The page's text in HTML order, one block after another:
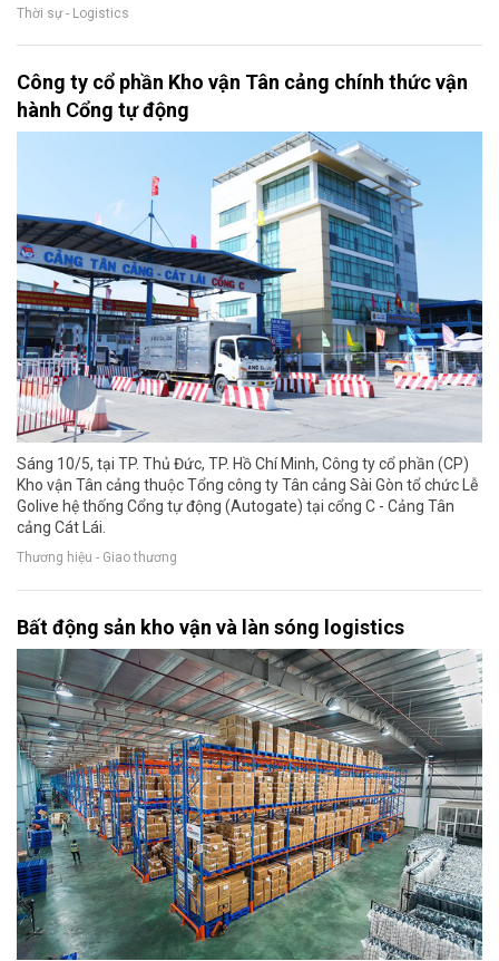
Thời sự - Logistics
Công ty cổ phần Kho vận Tân cảng chính thức vận
hành Cổng tự động
Sáng 10/5, tại TP. Thủ Đức, TP. Hồ Chí Minh, Công ty cổ phần (CP)
Kho vận Tân cảng thuộc Tổng công ty Tân cảng Sài Gòn tổ chức Lễ
Golive hệ thống Cổng tự động (Autogate) tại cổng C - Cảng Tân
cảng Cát Lái.
Thương hiệu - Giao thương
Bất động sản kho vận và làn sóng logistics